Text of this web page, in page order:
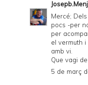
Mercé;
pocs -per
per
el vermuth
amb vi.
Que vagi
5 de març